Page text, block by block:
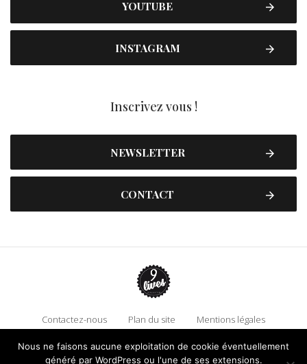
YOUTUBE
INSTAGRAM
Inscrivez vous !
NEWSLETTER
CONTACT
Contactez-nous Plan du site
Mentions légales
Politique de confidentialité
Adhérez à 9 Lives
Faire un don !
Nous ne faisons aucune exploitation de cookie éventuellement
généré par WordPress ou l'une de ses extensions.